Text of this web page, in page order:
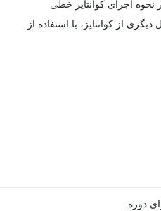
اجرای کوانتایز خطی
از کوانتایز، با استفاده از
دوره